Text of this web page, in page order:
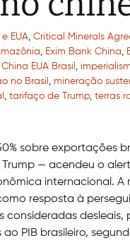
e EUA, Critical Minerals
, Exim Bank China,
EUA Brasil ,
no Brasil , mineração
, tarifaço de Trump, terras
sobre exportações
— acendeu o
internacional. A
resposta à
consideradas desleais,
PIB brasileiro,